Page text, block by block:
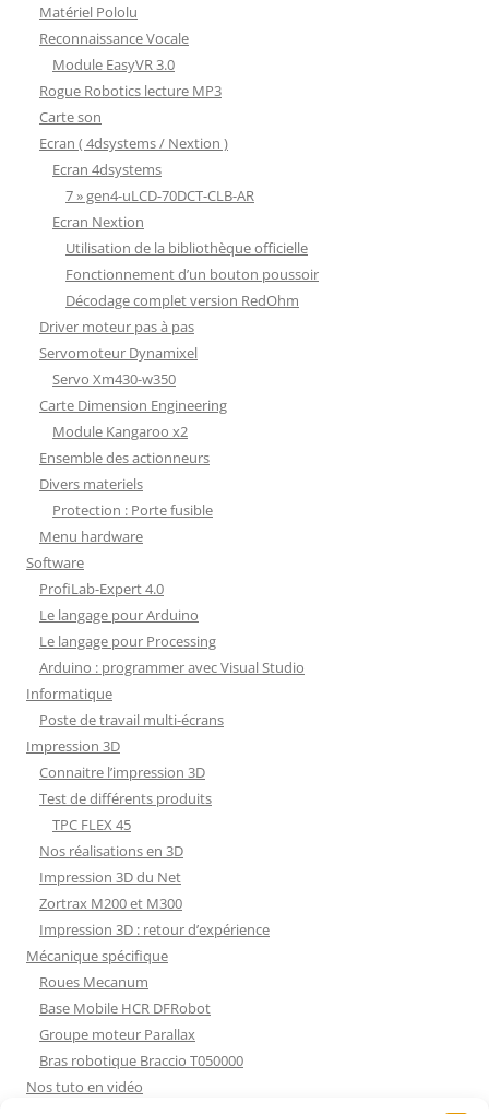
Matériel Pololu
Reconnaissance Vocale
Module EasyVR 3.0
Rogue Robotics lecture MP3
Carte son
Ecran ( 4dsystems / Nextion )
Ecran 4dsystems
7 » gen4-uLCD-70DCT-CLB-AR
Ecran Nextion
Utilisation de la bibliothèque officielle
Fonctionnement d’un bouton poussoir
Décodage complet version RedOhm
Driver moteur pas à pas
Servomoteur Dynamixel
Servo Xm430-w350
Carte Dimension Engineering
Module Kangaroo x2
Ensemble des actionneurs
Divers materiels
Protection : Porte fusible
Menu hardware
Software
ProfiLab-Expert 4.0
Le langage pour Arduino
Le langage pour Processing
Arduino : programmer avec Visual Studio
Informatique
Poste de travail multi-écrans
Impression 3D
Connaitre l’impression 3D
Test de différents produits
TPC FLEX 45
Nos réalisations en 3D
Impression 3D du Net
Zortrax M200 et M300
Impression 3D : retour d’expérience
Mécanique spécifique
Roues Mecanum
Base Mobile HCR DFRobot
Groupe moteur Parallax
Bras robotique Braccio T050000
Nos tuto en vidéo